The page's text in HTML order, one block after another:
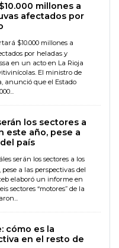
millones a
afectados por
$10.000 millones a
por heladas y
en un acto en La Rioja
El ministro de
anunció que el Estado
los sectores a
este año, pese a
país
serán los sectores a los
a las perspectivas del
elaboró un informe en
sectores “motores” de la
cómo es la
en el resto de